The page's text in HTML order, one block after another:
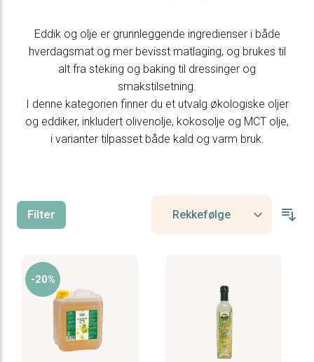
Eddik og olje er grunnleggende ingredienser i både
hverdagsmat og mer bevisst matlaging, og brukes til
alt fra steking og baking til dressinger og
smakstilsetning.
I denne kategorien finner du et utvalg økologiske oljer
og eddiker, inkludert olivenolje, kokosolje og MCT olje,
i varianter tilpasset både kald og varm bruk.
Filter
-20%